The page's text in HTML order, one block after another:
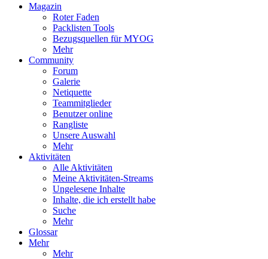
Magazin
Roter Faden
Packlisten Tools
Bezugsquellen für MYOG
Mehr
Community
Forum
Galerie
Netiquette
Teammitglieder
Benutzer online
Rangliste
Unsere Auswahl
Mehr
Aktivitäten
Alle Aktivitäten
Meine Aktivitäten-Streams
Ungelesene Inhalte
Inhalte, die ich erstellt habe
Suche
Mehr
Glossar
Mehr
Mehr